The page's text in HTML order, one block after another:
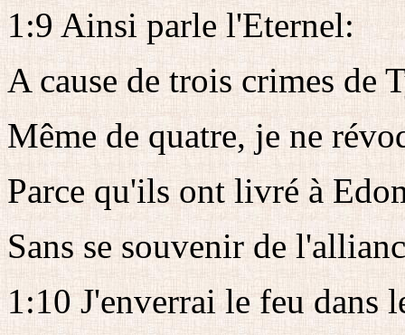
1:9 Ainsi parle l'Eternel:
A cause de trois crimes de
Même de quatre, je ne
Parce qu'ils ont livré à
Sans se souvenir de
1:10 J'enverrai le feu dans